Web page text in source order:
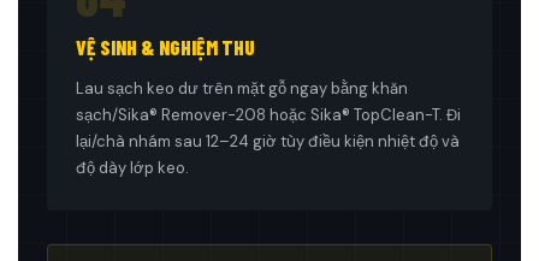
VỆ SINH & NGHIỆM THU
Lau sạch keo dư trên mặt gỗ ngay bằng khăn
sạch/Sika® Remover-208 hoặc Sika® TopClean-T. Đi
lại/chà nhám sau 12–24 giờ tùy điều kiện nhiệt độ và
độ dày lớp keo.